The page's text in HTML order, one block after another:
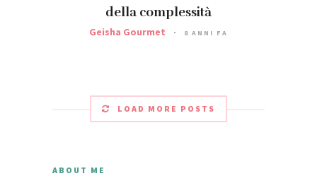
della complessità
Geisha Gourmet 8 ANNI FA
LOAD MORE POSTS
ABOUT ME